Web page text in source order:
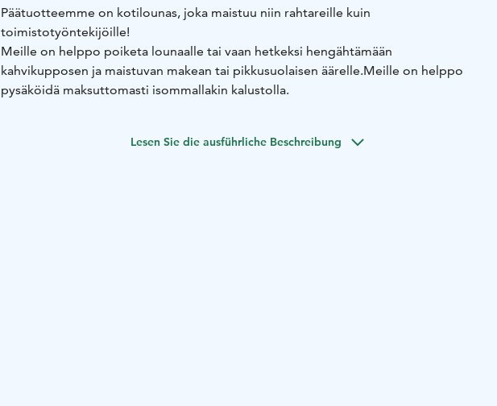
Päätuotteemme on kotilounas, joka maistuu niin rahtareille kuin
toimistotyöntekijöille!
Meille on helppo poiketa lounaalle tai vaan hetkeksi hengähtämään
kahvikupposen ja maistuvan makean tai pikkusuolaisen äärelle.Meille on helppo
pysäköidä maksuttomasti isommallakin kalustolla.
Lesen Sie die ausführliche Beschreibung